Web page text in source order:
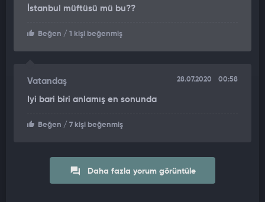
İstanbul müftüsü mü bu??
Beğen / 1 kişi beğenmiş
Vatandaş 28.07.2020 00:58
Iyi bari biri anlamış en sonunda
Beğen / 7 kişi beğenmiş
Daha fazla yorum görüntüle